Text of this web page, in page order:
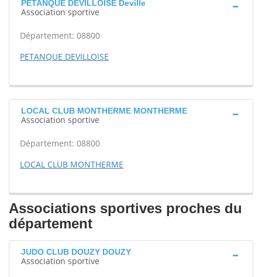
PETANQUE DEVILLOISE Deville
Association sportive
Département: 08800
PETANQUE DEVILLOISE
LOCAL CLUB MONTHERME MONTHERME
Association sportive
Département: 08800
LOCAL CLUB MONTHERME
Associations sportives proches du
département
JUDO CLUB DOUZY DOUZY
Association sportive